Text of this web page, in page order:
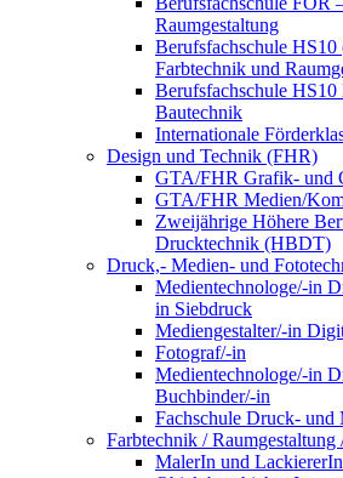
Raumgestaltung
Berufsfachschule
Farbtechnik und
Berufsfachschule
Bautechnik
Internationale
Design und Technik (FHR)
GTA/FHR Grafik- und
GTA/FHR Medien/
Zweijährige Höhere
Drucktechnik (HBDT)
Druck,- Medien- und
Medientechnologe/-in
in Siebdruck
Mediengestalter/-in
Fotograf/-in
Medientechnologe/-in
Buchbinder/-in
Fachschule Druck- und
Farbtechnik /
MalerIn und